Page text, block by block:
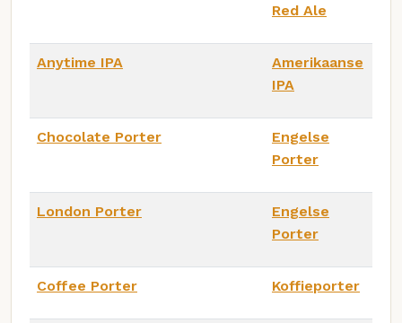
Red Ale
Anytime IPA
Amerikaanse
IPA
Chocolate Porter
Engelse
Porter
London Porter
Engelse
Porter
Coffee Porter Koffieporter